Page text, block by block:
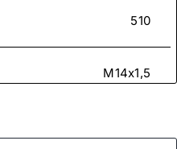
510
M14x1,5